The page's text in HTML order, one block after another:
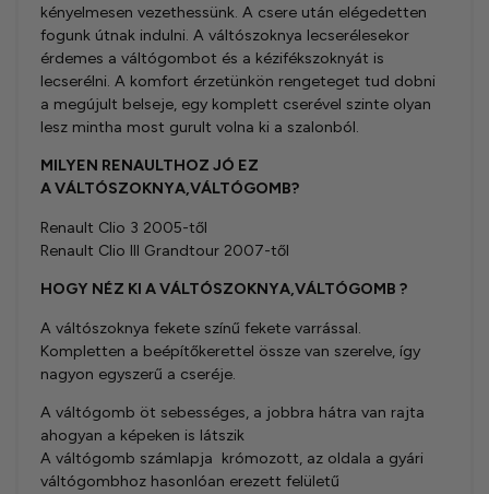
kényelmesen vezethessünk. A csere után elégedetten
fogunk útnak indulni. A váltószoknya lecserélesekor
érdemes a váltógombot és a kézifékszoknyát is
lecserélni. A komfort érzetünkön rengeteget tud dobni
a megújult belseje, egy komplett cserével szinte olyan
lesz mintha most gurult volna ki a szalonból.
MILYEN RENAULTHOZ JÓ EZ
AVÁLTÓSZOKNYA,VÁLTÓGOMB?
Renault Clio 3 2005-től
Renault Clio III Grandtour 2007-től
HOGY NÉZ KI A VÁLTÓSZOKNYA,VÁLTÓGOMB?
A váltószoknya fekete színű fekete varrással.
Kompletten a beépítőkerettel össze van szerelve, így
nagyon egyszerű a cseréje.
A váltógomb öt sebességes, a jobbra hátra van rajta
ahogyan a képeken is látszik
A váltógomb számlapja krómozott, az oldala a gyári
váltógombhoz hasonlóan erezett felületű